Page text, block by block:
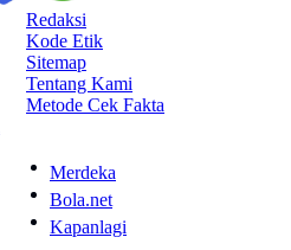
Redaksi
Kode Etik
Sitemap
Tentang Kami
Metode Cek Fakta
Merdeka
Bola.net
Kapanlagi